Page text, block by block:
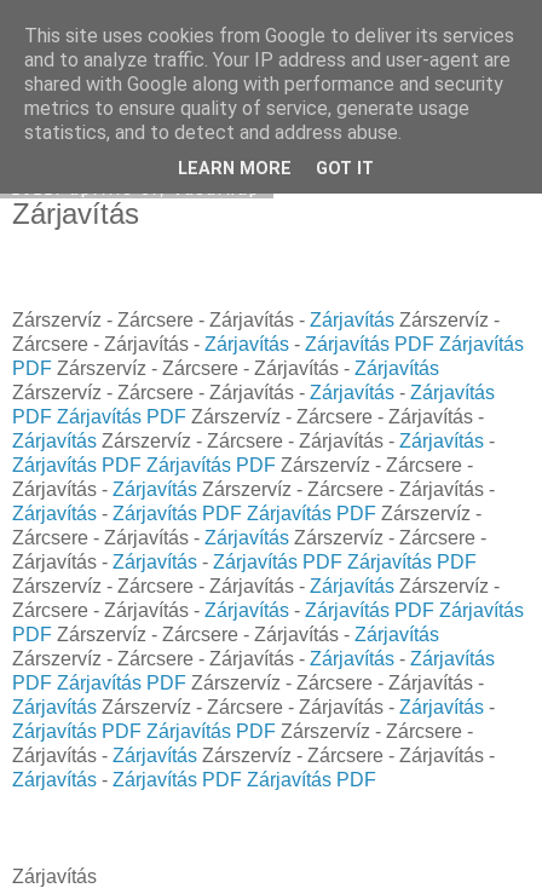
Hulladékgyűjtés
Zárjavítás
Zárszervíz - Zárcsere - Zárjavítás - Zárjavítás Zárszervíz -
Zárcsere - Zárjavítás - Zárjavítás - Zárjavítás PDF Zárjavítás
PDF Zárszervíz - Zárcsere - Zárjavítás - Zárjavítás
Zárszervíz - Zárcsere - Zárjavítás - Zárjavítás - Zárjavítás
PDF Zárjavítás PDF Zárszervíz - Zárcsere - Zárjavítás -
Zárjavítás Zárszervíz - Zárcsere - Zárjavítás - Zárjavítás -
Zárjavítás PDF Zárjavítás PDF Zárszervíz - Zárcsere -
Zárjavítás - Zárjavítás Zárszervíz - Zárcsere - Zárjavítás -
Zárjavítás - Zárjavítás PDF Zárjavítás PDF Zárszervíz -
Zárcsere - Zárjavítás - Zárjavítás Zárszervíz - Zárcsere -
Zárjavítás - Zárjavítás - Zárjavítás PDF Zárjavítás PDF
Zárszervíz - Zárcsere - Zárjavítás - Zárjavítás Zárszervíz -
Zárcsere - Zárjavítás - Zárjavítás - Zárjavítás PDF Zárjavítás
PDF Zárszervíz - Zárcsere - Zárjavítás - Zárjavítás
Zárszervíz - Zárcsere - Zárjavítás - Zárjavítás - Zárjavítás
PDF Zárjavítás PDF Zárszervíz - Zárcsere - Zárjavítás -
Zárjavítás Zárszervíz - Zárcsere - Zárjavítás - Zárjavítás -
Zárjavítás PDF Zárjavítás PDF Zárszervíz - Zárcsere -
Zárjavítás - Zárjavítás Zárszervíz - Zárcsere - Zárjavítás -
Zárjavítás - Zárjavítás PDF Zárjavítás PDF
Zárjavítás
This site uses cookies from Google to deliver its services
and to analyze traffic. Your IP address and user-agent are
shared with Google along with performance and security
metrics to ensure quality of service, generate usage
statistics, and to detect and address abuse.
LEARN MORE GOT IT